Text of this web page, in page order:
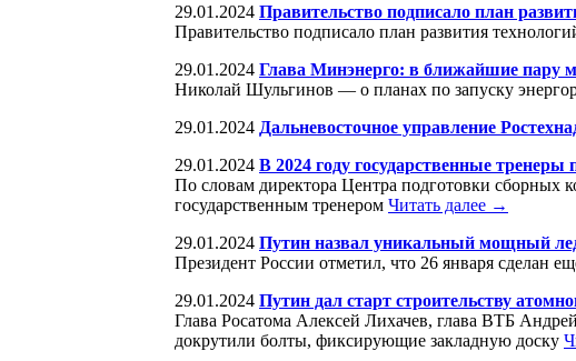
29.01.2024 Правительство подписало план
Правительство подписало план развития
29.01.2024 Глава Минэнерго: в ближайшие пару
Николай Шульгинов — о планах по запуску
29.01.2024 Дальневосточное управление
29.01.2024 В 2024 году государственные тренеры
По словам директора Центра подготовки сборных
государственным тренером Читать далее →
29.01.2024 Путин назвал уникальный мощный
Президент России отметил, что 26 января сделан
29.01.2024 Путин дал старт строительству
Глава Росатома Алексей Лихачев, глава ВТБ
докрутили болты, фиксирующие закладную доску